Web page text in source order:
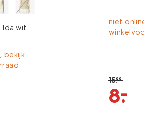
Ida wit
bekijk
niet
15.99
8.
–